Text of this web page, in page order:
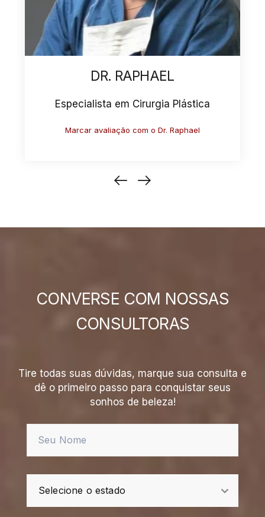
DR. ANTONIO
Especialista em Cirurgia Plástica
Marcar avaliação com o Dr. Antonio
CONVERSE COM NOSSAS
CONSULTORAS
Tire todas suas dúvidas, marque sua consulta e
dê o primeiro passo para conquistar seus
sonhos de beleza!